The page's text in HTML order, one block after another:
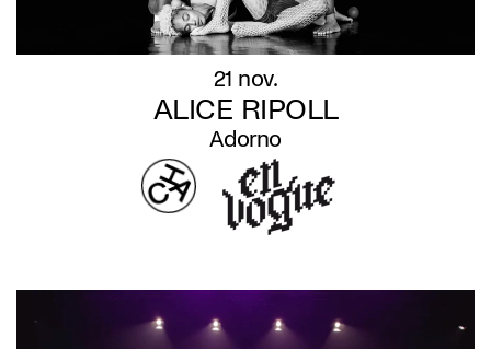
21 nov.
ALICE RIPOLL
Adorno